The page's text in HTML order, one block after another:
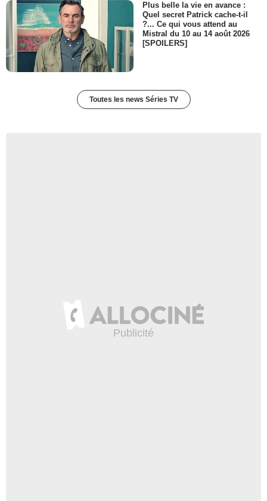
Plus belle la vie en avance :
Quel secret Patrick cache-t-il
?... Ce qui vous attend au
Mistral du 10 au 14 août 2026
[SPOILERS]
Toutes les news Séries TV